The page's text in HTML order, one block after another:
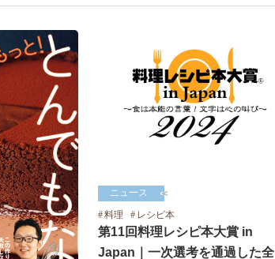
ニュース
料理
レシピ本
第11回料理レシピ本大賞 in
Japan｜一次選考を通過した全